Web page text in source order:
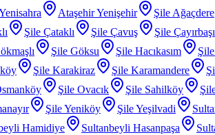
Ataşehir Yenişehir Şile Ağaçdere
Şile Çataklı Şile Çavuş Şile Çayırbaşı
Şile Göksu Şile Hacıkasım
Şile Karakiraz Şile Karamandere
Şile Ovacık Şile Sahilköy
Şile Yeniköy Şile Yeşilvadi
Hamidiye Sultanbeyli Hasanpaşa